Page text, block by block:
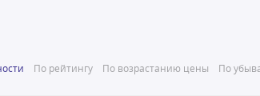
По рейтингу По возрастанию цены По